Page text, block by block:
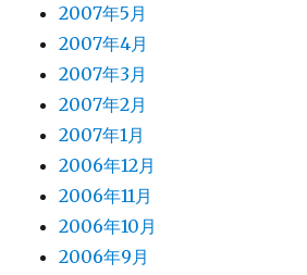
2007年5月
2007年4月
2007年3月
2007年2月
2007年1月
2006年12月
2006年11月
2006年10月
2006年9月